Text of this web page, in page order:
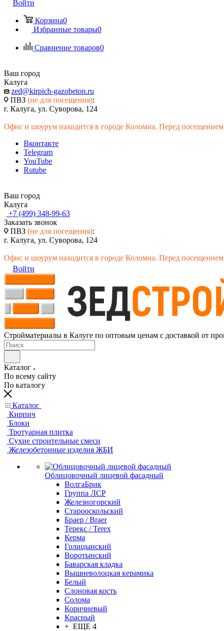
Войти
Корзина0
Избранные товары0
Сравнение товаров0
Ваш город
Калуга
zed@kirpich-gazobeton.ru
ПВЗ (не для посещения):
г. Калуга, ул. Суворова, 124
Офис и шоурум находится в городе Коломна. Перед посещением
Вконтакте
Telegram
YouTube
Rutube
Ваш город
Калуга
+7 (499) 348-99-63
Заказать звонок
ПВЗ (не для посещения):
г. Калуга, ул. Суворова, 124
Офис и шоурум находится в городе Коломна. Перед посещением
Войти
Стройматериалы в Калуге по оптовым ценам с доставкой от
Каталог
По всему сайту
По каталогу
Каталог
Кирпич
Блоки
Тротуарная плитка
Сухие строительные смеси
Железобетонные изделия ЖБИ
Облицовочный лицевой фасадный
ВолгаБрик
Группа ЛСР
Железногорский
Старооскольский
Браер / Braer
Терекс / Terex
Керма
Голицынский
Воротынский
Баварская кладка
Вышневолоцкая керамика
Белый
Слоновая кость
Солома
Коричневый
Красный
+ ЕЩЕ 4